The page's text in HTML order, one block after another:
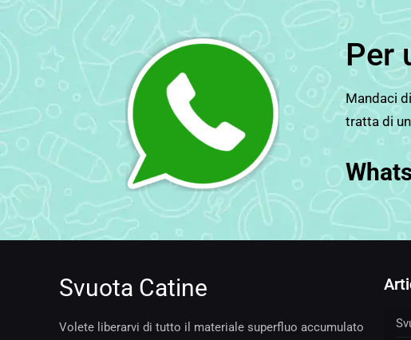
Per
Mandaci
tratta di
Svuota Catine
Volete liberarvi di tutto il materiale superfluo accumulato